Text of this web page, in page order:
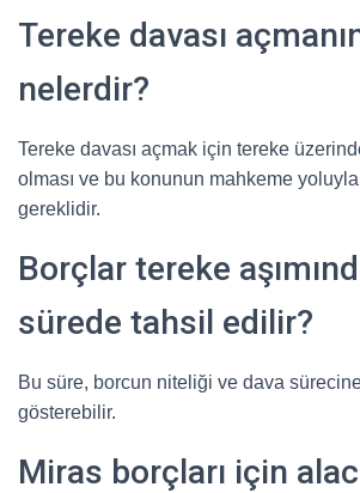
Tereke davası
nelerdir?
Tereke davası açmak için tereke
olması ve bu konunun mahkeme
gereklidir.
Borçlar tereke
sürede tahsil edilir?
Bu süre, borcun niteliği ve dava sürecine
gösterebilir.
Miras borçları için